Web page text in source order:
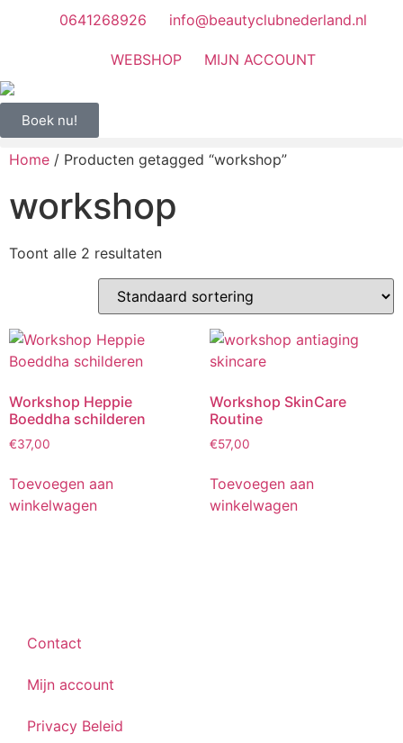
0641268926 info@beautyclubnederland.nl
WEBSHOP MIJN ACCOUNT
Boek nu!
Home / Producten getagged “workshop”
workshop
Toont alle 2 resultaten
Workshop Heppie
Boeddha schilderen
€37,00
Toevoegen aan
winkelwagen
Workshop SkinCare
Routine
€57,00
Toevoegen aan
winkelwagen
Contact
Mijn account
Privacy Beleid